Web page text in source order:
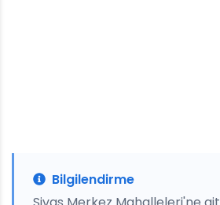
Bilgilendirme